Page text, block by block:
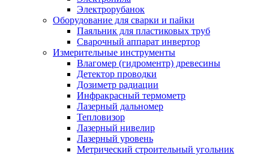
Электрорубанок
Оборудование для сварки и пайки
Паяльник для пластиковых труб
Сварочный аппарат инвертор
Измерительные инструменты
Влагомер (гидроментр) древесины
Детектор проводки
Дозиметр радиации
Инфракрасный термометр
Лазерный дальномер
Тепловизор
Лазерный нивелир
Лазерный уровень
Метрический строительный угольник